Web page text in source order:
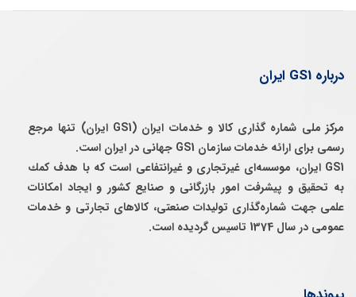
درباره GS1 ایران
مرکز ملی شماره گذاری کالا و خدمات ایران (GS1 ایران) تنها مرجع
رسمی برای ارائه خدمات سازمان GS1 جهانی در ایران است.
GS1 ایران، موسسه‌ای غيرتجاری و غيرانتفاعی است كه با هدف كمك
به تحقيق و پيشرفت امور بازرگانی و صنايع كشور و ايجاد امكانات
علمی جهت شماره‌گذاری توليدات صنعتی، كالاهای تجارتی و خدمات
عمومی در سال 1374 تاسيس گرديده است.